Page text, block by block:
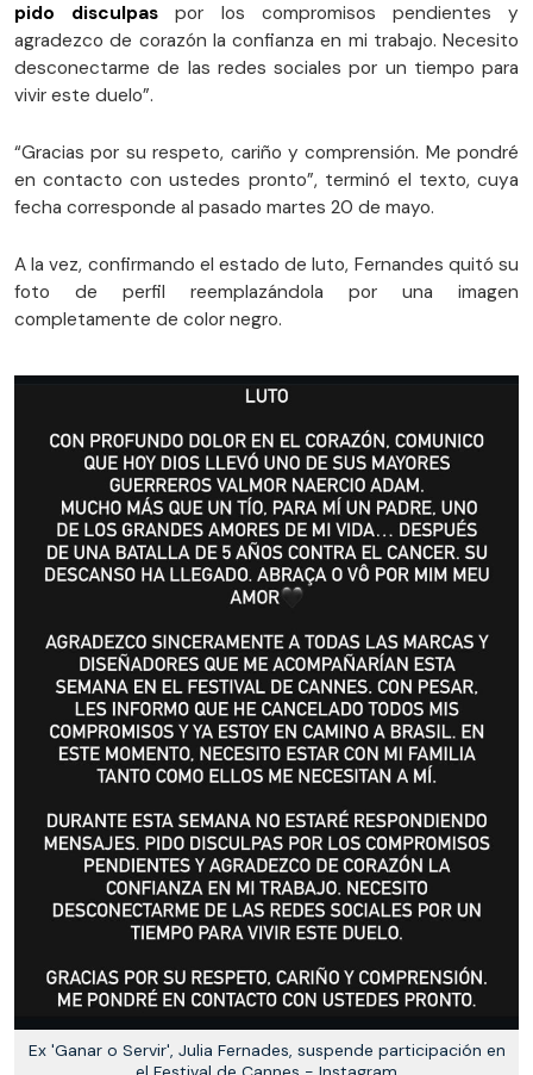
pido disculpas por los compromisos pendientes y
agradezco de corazón la confianza en mi trabajo. Necesito
desconectarme de las redes sociales por un tiempo para
vivir este duelo”.
“Gracias por su respeto, cariño y comprensión. Me pondré
en contacto con ustedes pronto”, terminó el texto, cuya
fecha corresponde al pasado martes 20 de mayo.
A la vez, confirmando el estado de luto, Fernandes quitó su
foto de perfil reemplazándola por una imagen
completamente de color negro.
Ex 'Ganar o Servir', Julia Fernades, suspende participación en